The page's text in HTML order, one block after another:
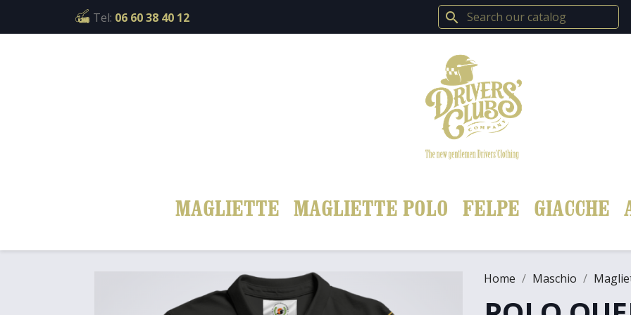
Tel: 06 60 38 40 12 search
MAGLIETTE MAGLIETTE POLO FELPE GIACCHE
Home Maschio
Cookies management panel